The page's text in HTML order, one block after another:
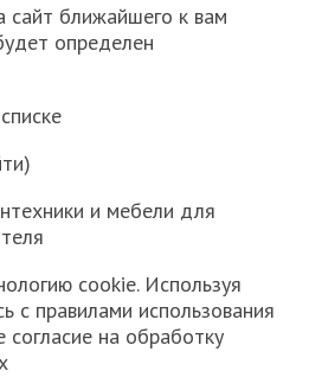
сайт ближайшего к вам
определен
и мебели для
cookie. Используя
с правилами использования
на обработку